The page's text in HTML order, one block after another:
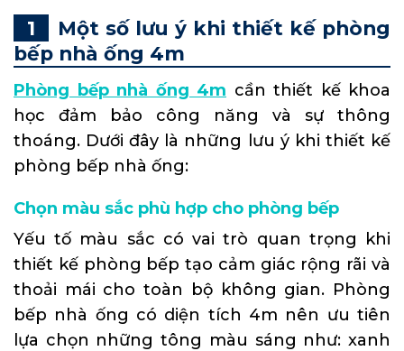
Một số lưu ý khi thiết kế phòng
bếp nhà ống 4m
Phòng bếp nhà ống 4m cần thiết kế khoa
học đảm bảo công năng và sự thông
thoáng. Dưới đây là những lưu ý khi thiết kế
phòng bếp nhà ống:
Chọn màu sắc phù hợp cho phòng bếp
Yếu tố màu sắc có vai trò quan trọng khi
thiết kế phòng bếp tạo cảm giác rộng rãi và
thoải mái cho toàn bộ không gian. Phòng
bếp nhà ống có diện tích 4m nên ưu tiên
lựa chọn những tông màu sáng như: xanh